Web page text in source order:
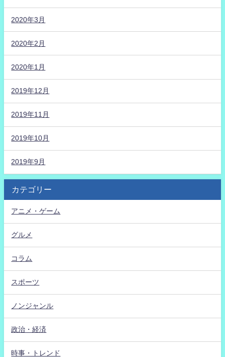
2020年3月
2020年2月
2020年1月
2019年12月
2019年11月
2019年10月
2019年9月
カテゴリー
アニメ・ゲーム
グルメ
コラム
スポーツ
ノンジャンル
政治・経済
時事・トレンド